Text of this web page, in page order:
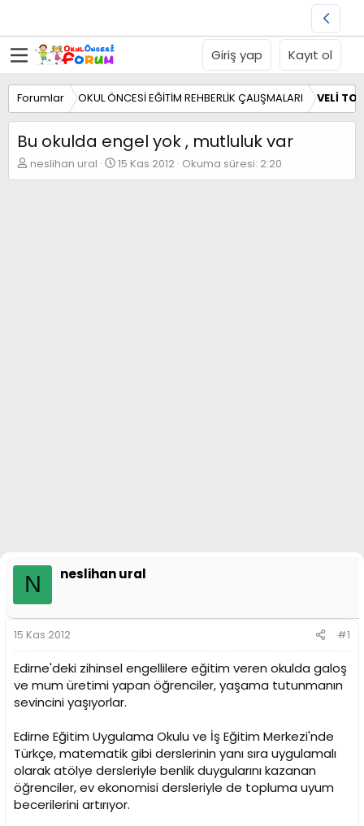
Giriş yap Kayıt ol
Forumlar OKUL ÖNCESİ EĞİTİM REHBERLİK ÇALIŞMALARI VELİ
Bu okulda engel yok , mutluluk var
K
o
neslihan ural
B
a
15 Kas 2012 Okuma süresi: 2:20
N neslihan ural
15 Kas 2012 #1
Edirne'deki zihinsel engellilere eğitim veren okulda galoş
ve mum üretimi yapan öğrenciler, yaşama tutunmanın
sevincini yaşıyorlar.
Edirne Eğitim Uygulama Okulu ve İş Eğitim Merkezi'nde
Türkçe, matematik gibi derslerinin yanı sıra uygulamalı
olarak atölye dersleriyle benlik duygularını kazanan
öğrenciler, ev ekonomisi dersleriyle de topluma uyum
becerilerini artırıyor.